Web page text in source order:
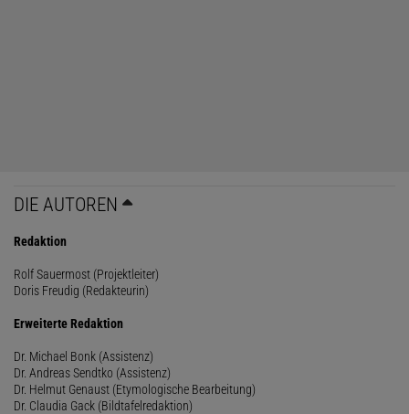
DIE AUTOREN
Redaktion
Rolf Sauermost (Projektleiter)
Doris Freudig (Redakteurin)
Erweiterte Redaktion
Dr. Michael Bonk (Assistenz)
Dr. Andreas Sendtko (Assistenz)
Dr. Helmut Genaust (Etymologische Bearbeitung)
Dr. Claudia Gack (Bildtafelredaktion)